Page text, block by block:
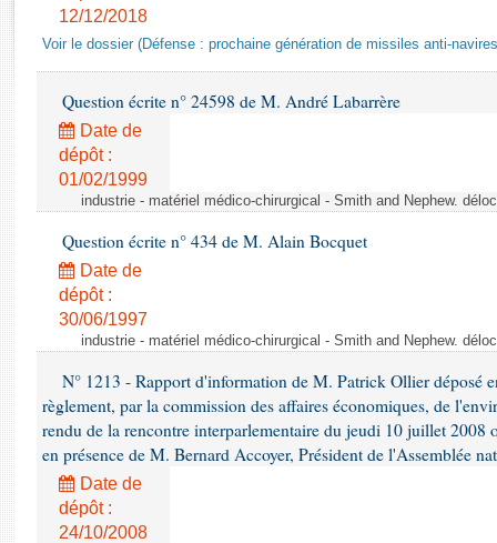
Rapports d'enquête
Dossiers législatifs
Budget et sécurité sociale
Questions écrites et orales
Comptes rendus des débats
12/12/2018
Voir le dossier (Défense : prochaine génération de missiles anti-
Question écrite n° 24598 de M. André Labarrère
Date de
dépôt :
01/02/1999
industrie - matériel médico-chirurgical - Smith and Nephew.
Question écrite n° 434 de M. Alain Bocquet
Date de
dépôt :
30/06/1997
industrie - matériel médico-chirurgical - Smith and Nephew.
N° 1213 - Rapport d'information de M. Patrick Ollier déposé
règlement, par la commission des affaires économiques, de
rendu de la rencontre interparlementaire du jeudi 10 juillet 2008
en présence de M. Bernard Accoyer, Président de l'Assemblée
Date de
dépôt :
24/10/2008